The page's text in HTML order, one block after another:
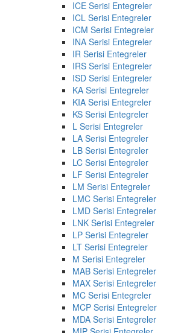
ICE Serisi Entegreler
ICL Serisi Entegreler
ICM Serisi Entegreler
INA Serisi Entegreler
IR Serisi Entegreler
IRS Serisi Entegreler
ISD Serisi Entegreler
KA Serisi Entegreler
KIA Serisi Entegreler
KS Serisi Entegreler
L Serisi Entegreler
LA Serisi Entegreler
LB Serisi Entegreler
LC Serisi Entegreler
LF Serisi Entegreler
LM Serisi Entegreler
LMC Serisi Entegreler
LMD Serisi Entegreler
LNK Serisi Entegreler
LP Serisi Entegreler
LT Serisi Entegreler
M Serisi Entegreler
MAB Serisi Entegreler
MAX Serisi Entegreler
MC Serisi Entegreler
MCP Serisi Entegreler
MDA Serisi Entegreler